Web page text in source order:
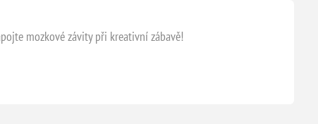
mozkové závity při kreativní zábavě!